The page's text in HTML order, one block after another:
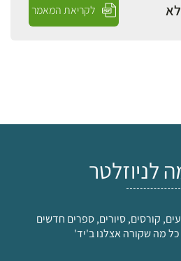
לקריאת המאמר
לניוזלטר
קורסים, סיורים, ספרים חדשים
מה שקורה אצלנו ב'יד'